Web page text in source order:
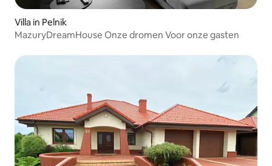
Villa in Pelnik
MazuryDreamHouse Onze dromen Voor onze gasten